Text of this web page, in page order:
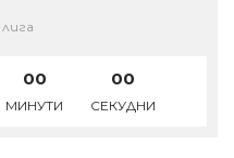
00
МИНУТИ
00
СЕКУДНИ